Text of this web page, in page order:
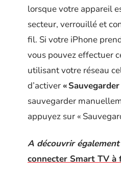
lorsque votre appareil
secteur, verrouillé et
fil. Si votre iPhone
vous pouvez effectuer
utilisant votre réseau
d’activer «
sauvegarder
appuyez sur «
A découvrir également
connecter Smart TV à